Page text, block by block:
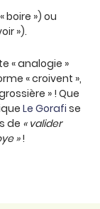
boire ») ou
»).
« analogie »
« croivent »,
» ! Que
Le Gorafi se
de « valider
»!